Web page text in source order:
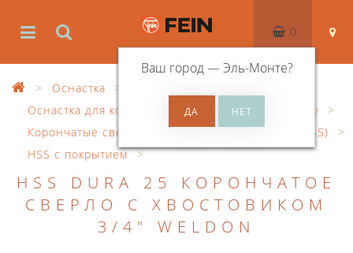
Ваш город —Эль-Монте?
0
Оснастка
Оснастка для корончатого сверления по металлу
Корончатые сверла из быстрорежущей стали (HSS)
HSS с покрытием
HSS DURA 25 КОРОНЧАТОЕ
СВЕРЛО С ХВОСТОВИКОМ
3/4" WELDON